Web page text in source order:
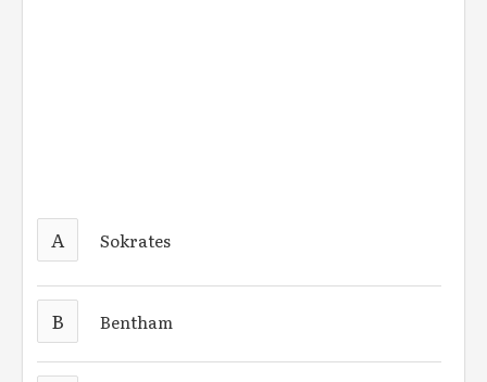
A Sokrates
B Bentham